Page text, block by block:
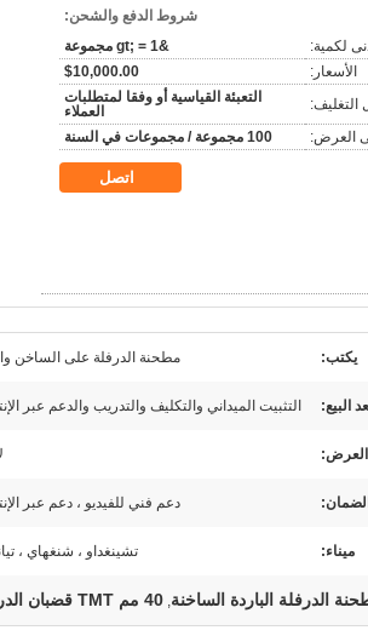
شروط الدفع والشحن:
لكمية:
&gt; = 1 مجموعة
الأسعار:
$10,000.00
التغليف:
التعبئة القياسية أو وفقا لمتطلبات
العملاء
العرض:
100 مجموعة / مجموعات في السنة
اتصل
يكتب: مطحنة الدرفلة على الساخن
البيع: التثبيت الميداني والتكليف والتدريب والدعم عبر
العرض:
دعم فني للفيديو ، دعم عبر
ميناء: تشينغداو ، شنغهاي ،
الدرفلة الباردة الساخنة, 40 مم TMT قضبان الدرفلة